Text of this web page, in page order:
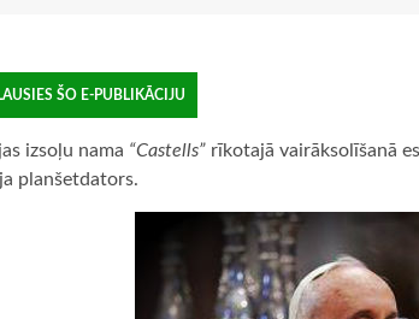
ŠO E-PUBLIKĀCIJU
izsoļu nama “Castells” rīkotajā vairāksolīšanā
planšetdators.